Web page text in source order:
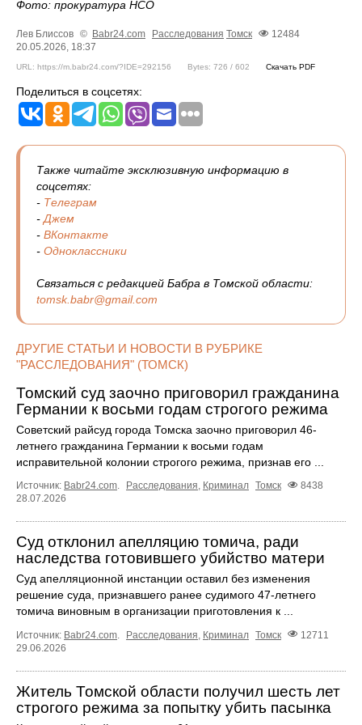
Фото: прокуратура НСО
Лев Блиссов © Babr24.com Расследования Томск
12484
20.05.2026, 18:37
URL: https://m.babr24.com/?IDE=292156 Bytes: 726 / 602 Скачать PDF
Поделиться в соцсетях:
Также читайте эксклюзивную информацию в
соцсетях:
- Телеграм
-Джем
- ВКонтакте
- Одноклассники
Связаться с редакцией Бабра в Томской области:
tomsk.babr@gmail.com
ДРУГИЕ СТАТЬИ И НОВОСТИ В РУБРИКЕ
"РАССЛЕДОВАНИЯ" (ТОМСК)
Томский суд заочно приговорил гражданина
Германии к восьми годам строгого режима
Советский райсуд города Томска заочно приговорил 46-
летнего гражданина Германии к восьми годам
исправительной колонии строгого режима, признав его ...
Источник: Babr24.com. Расследования, Криминал Томск
8438
28.07.2026
Суд отклонил апелляцию томича, ради
наследства готовившего убийство матери
Суд апелляционной инстанции оставил без изменения
решение суда, признавшего ранее судимого 47-летнего
томича виновным в организации приготовления к ...
Источник: Babr24.com Расследования Криминал Томск
12711
29.06.2026
Житель Томской области получил шесть лет
строгого режима за попытку убить пасынка